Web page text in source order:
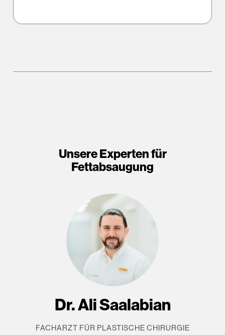
Unsere Experten für
Fettabsaugung
Dr. Ali Saalabian
FACHARZT FÜR PLASTISCHE CHIRURGIE